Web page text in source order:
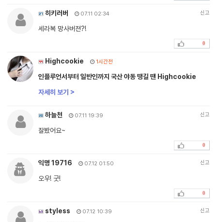
히키러버 07.11 02:34 신고
세라복 망사버젼?!
0
Highcookie 1시간전
인플루언서부터 일반인까지 국산 야동 땡길 땐 Highcookie
자세히 보기 >
하늘천 07.11 19:39 신고
잘봤어요~
0
익명 19716 07.12 01:50 신고
오우! 굿!
0
styless 07.12 10:39 신고